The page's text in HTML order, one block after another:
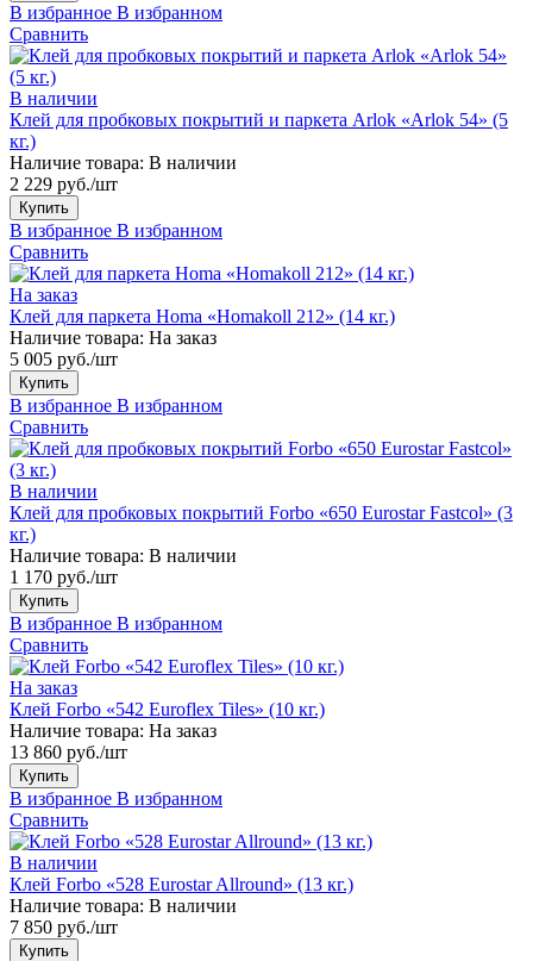
В избранное В избранном
Сравнить
В наличии
Клей для пробковых покрытий и паркета Arlok «Arlok 54» (5
кг.)
Наличие товара: В наличии
2 229 руб./шт
Купить
В избранное В избранном
Сравнить
На заказ
Клей для паркета Homa «Homakoll 212» (14 кг.)
Наличие товара: На заказ
5 005 руб./шт
Купить
В избранное В избранном
Сравнить
В наличии
Клей для пробковых покрытий Forbo «650 Eurostar Fastcol» (3
кг.)
Наличие товара: В наличии
1 170 руб./шт
Купить
В избранное В избранном
Сравнить
На заказ
Клей Forbo «542 Euroflex Tiles» (10 кг.)
Наличие товара: На заказ
13 860 руб./шт
Купить
В избранное В избранном
Сравнить
В наличии
Клей Forbo «528 Eurostar Allround» (13 кг.)
Наличие товара: В наличии
7 850 руб./шт
Купить